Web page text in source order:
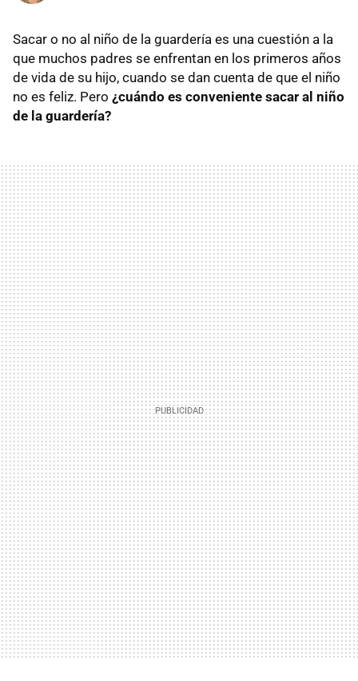
Sacar o no al niño de la guardería es una cuestión a la
que muchos padres se enfrentan en los primeros años
de vida de su hijo, cuando se dan cuenta de que el niño
no es feliz. Pero ¿cuándo es conveniente sacar al niño
de la guardería?